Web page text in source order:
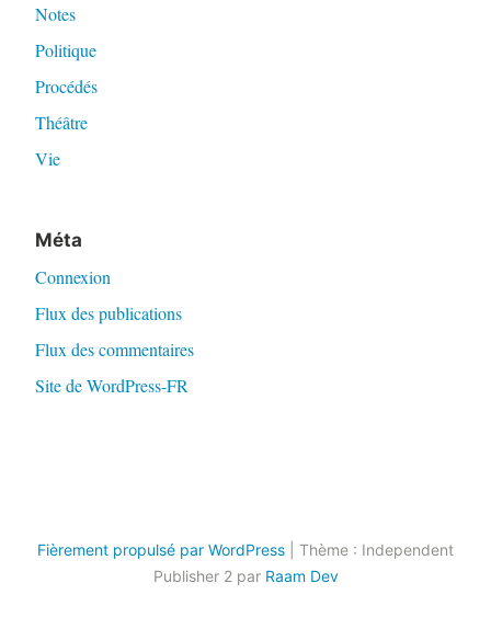
Notes
Politique
Procédés
Théâtre
Vie
Méta
Connexion
Flux des publications
Flux des commentaires
Site de WordPress-FR
Fièrement propulsé par WordPress
Thème : Independent
Publisher 2 par Raam Dev